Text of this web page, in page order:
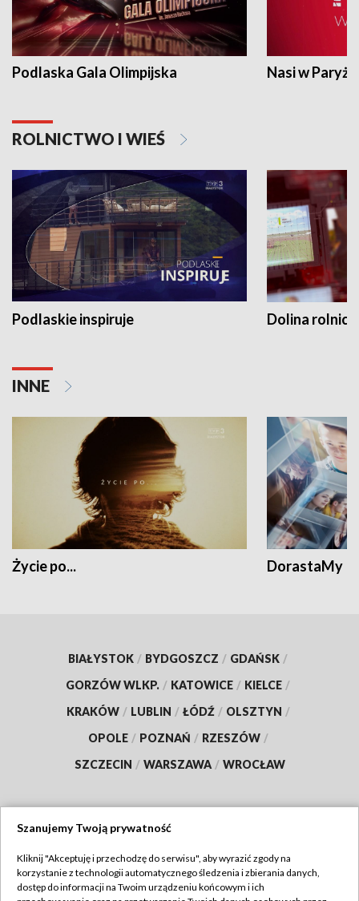
Podlaska Gala Olimpijska Nasi w Paryżu
ROLNICTWO I WIEŚ
Podlaskie inspiruje Dolina
INNE
Życie po... DorastaMy
BIAŁYSTOK / BYDGOSZCZ / GDAŃSK /
GORZÓW WLKP. / KATOWICE / KIELCE /
KRAKÓW / LUBLIN / ŁÓDŹ / OLSZTYN /
OPOLE / POZNAŃ / RZESZÓW /
SZCZECIN / WARSZAWA / WROCŁAW
TVP
Szanujemy Twoją prywatność
Kliknij "Akceptuję i przechodzę do serwisu", aby wyrazić zgody na
korzystanie z technologii automatycznego śledzenia i zbierania danych,
dostęp do informacji na Twoim urządzeniu końcowym i ich